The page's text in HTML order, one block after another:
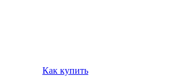
Как купить